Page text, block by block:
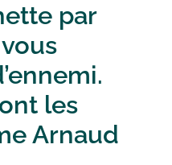
par
les
Arnaud